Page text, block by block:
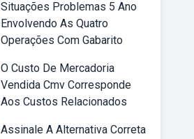
Situações Problemas 5 Ano
Envolvendo As Quatro
Operações Com Gabarito
O Custo De Mercadoria
Vendida Cmv Corresponde
Aos Custos Relacionados
Assinale A Alternativa Correta